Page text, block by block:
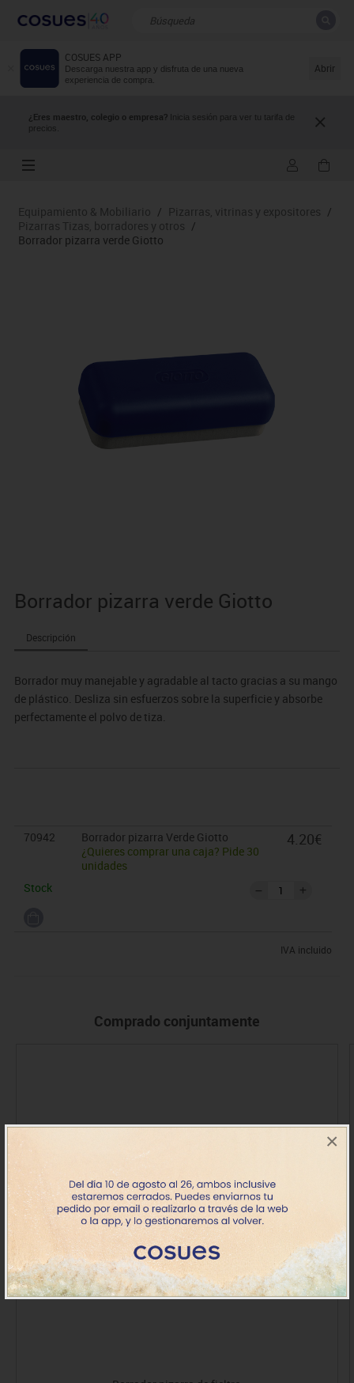
×
COSUES APP
Descarga nuestra app y disfruta de una nueva
experiencia de compra.
Abrir
¿Eres maestro, colegio o empresa? Inicia sesión para ver tu tarifa de
precios.
Resultados de la búsqueda
Equipamiento & Mobiliario / Pizarras, vitrinas y expositores /
Pizarras Tizas, borradores y otros /
Borrador pizarra verde Giotto
Borrador pizarra verde Giotto
Descripción
Borrador muy manejable y agradable al tacto gracias a su mango
de plástico. Desliza sin esfuerzos sobre la superficie y absorbe
perfectamente el polvo de tiza.
70942
Borrador pizarra Verde Giotto
¿Quieres comprar una caja? Pide 30
unidades
Stock
4.20€
IVA incluido
Comprado conjuntamente